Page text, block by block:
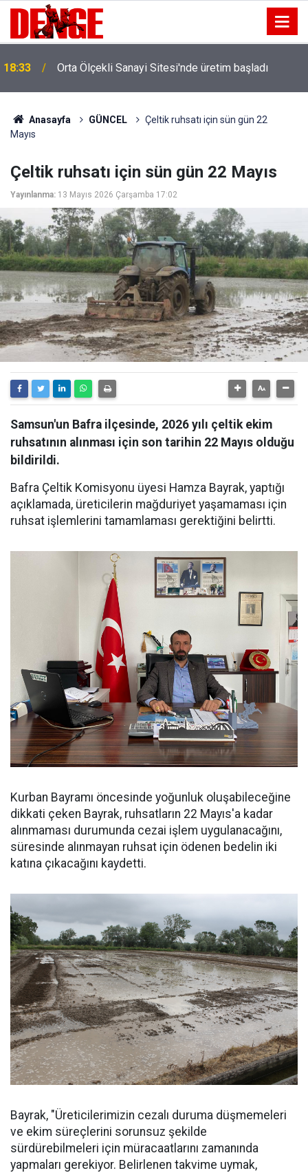
18:33 Orta Ölçekli Sanayi Sitesi'nde üretim başladı
Anasayfa GÜNCEL
Çeltik ruhsatı için sün gün 22
Mayıs
Çeltik ruhsatı için sün gün 22 Mayıs
Yayınlanma: 13 Mayıs 2026 Çarşamba 17:02
Samsun'un Bafra ilçesinde, 2026 yılı çeltik ekim
ruhsatının alınması için son tarihin 22 Mayıs olduğu
bildirildi.
Bafra Çeltik Komisyonu üyesi Hamza Bayrak, yaptığı
açıklamada, üreticilerin mağduriyet yaşamaması için
ruhsat işlemlerini tamamlaması gerektiğini belirtti.
​​​Kurban Bayramı öncesinde yoğunluk oluşabileceğine
dikkati çeken Bayrak, ruhsatların 22 Mayıs'a kadar
alınmaması durumunda cezai işlem uygulanacağını,
süresinde alınmayan ruhsat için ödenen bedelin iki
katına çıkacağını kaydetti.
Bayrak, "Üreticilerimizin cezalı duruma düşmemeleri
ve ekim süreçlerini sorunsuz şekilde
sürdürebilmeleri için müracaatlarını zamanında
yapmaları gerekiyor. Belirlenen takvime uymak,